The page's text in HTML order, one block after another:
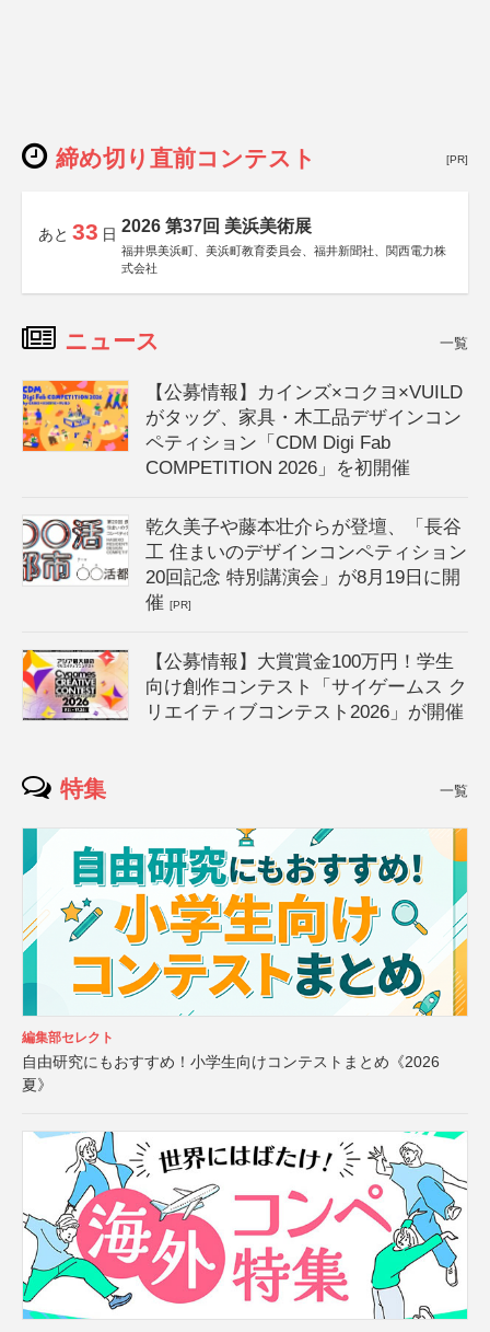
締め切り直前コンテスト [PR]
あと 33 日 2026 第37回 美浜美術展
福井県美浜町、美浜町教育委員会、福井新聞社、関西電力株
式会社
ニュース 一覧
【公募情報】カインズ×コクヨ×VUILD
がタッグ、家具・木工品デザインコン
ペティション「CDM Digi Fab
COMPETITION 2026」を初開催
乾久美子や藤本壮介らが登壇、「長谷
工 住まいのデザインコンペティション
20回記念 特別講演会」が8月19日に開
催[PR]
【公募情報】大賞賞金100万円！学生
向け創作コンテスト「サイゲームス ク
リエイティブコンテスト2026」が開催
特集 一覧
編集部セレクト
自由研究にもおすすめ！小学生向けコンテストまとめ《2026
夏》